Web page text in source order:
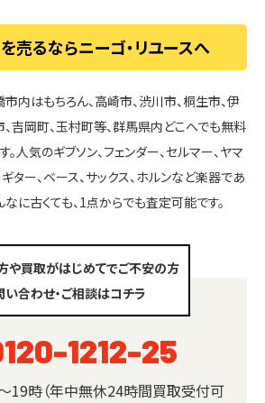
売るならニーゴ・リユースへ
内はもちろん、高崎市、渋川市、桐生市、伊
吉岡町、玉村町等、群馬県内どこへでも無料
人気のギブソン、フェンダー、セルマー、ヤマ
ター、ベース、サックス、ホルンなど楽器であ
に古くても、1点からでも査定可能です。
や買取がはじめてでご不安の方
い合わせ・ご相談はコチラ
1212-25
19時（年中無休24時間買取受付可